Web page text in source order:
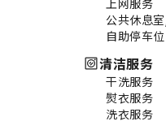
公共休息
自助停车位
清洁服务
干洗服务
熨衣服务
洗衣服务